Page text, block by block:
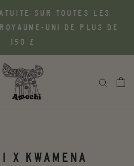
SUR TOUTES LES
UNI DE PLUS DE
150 £
X KWAMENA